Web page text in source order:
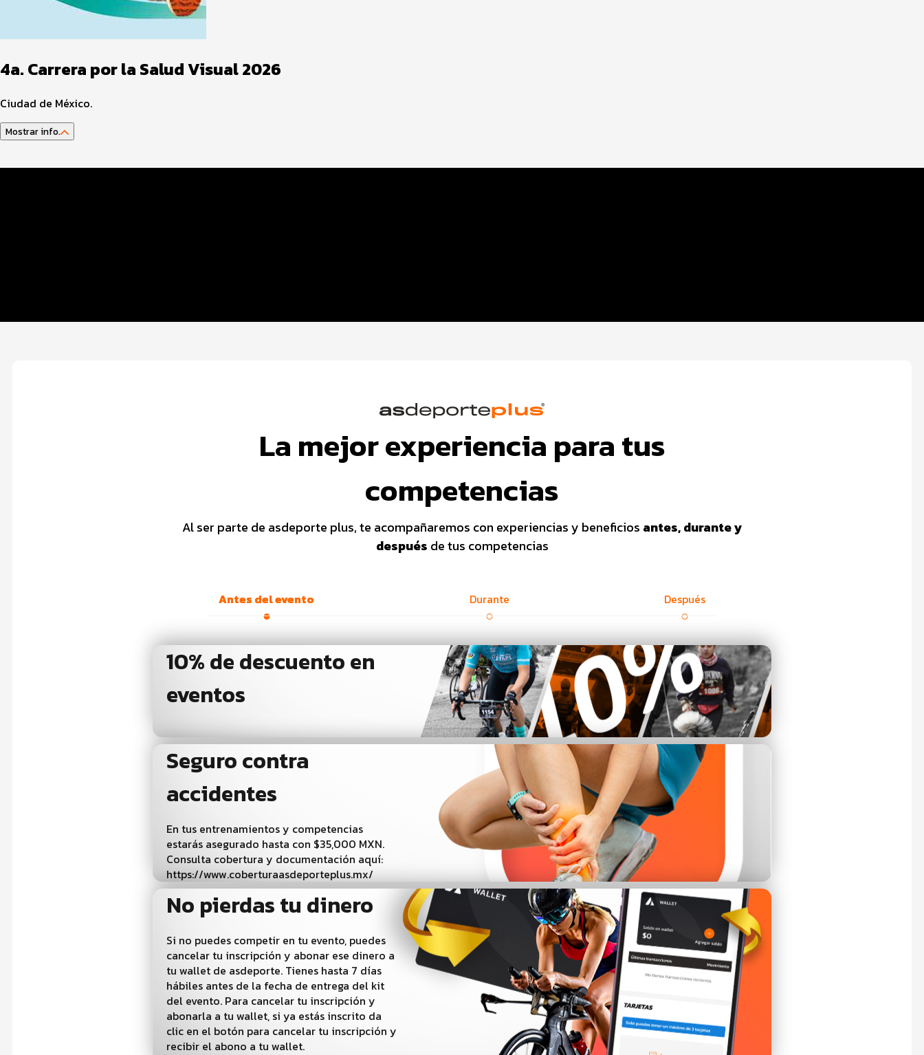
4a. Carrera por la Salud Visual 2026
Ciudad de México.
Mostrar info.
La mejor experiencia para tus
competencias
Al ser parte de asdeporte plus, te acompañaremos con experiencias y beneficios antes, durante y
después de tus competencias
Antes del evento Durante Después
10% de descuento en
eventos
Seguro contra
accidentes
En tus entrenamientos y competencias
estarás asegurado hasta con $35,000 MXN.
Consulta cobertura y documentación aquí:
https://www.coberturaasdeporteplus.mx/
No pierdas tu dinero
Si no puedes competir en tu evento, puedes
cancelar tu inscripción y abonar ese dinero a
tu wallet de asdeporte. Tienes hasta 7 días
hábiles antes de la fecha de entrega del kit
del evento. Para cancelar tu inscripción y
abonarla a tu wallet, si ya estás inscrito da
clic en el botón para cancelar tu inscripción y
recibir el abono a tu wallet.